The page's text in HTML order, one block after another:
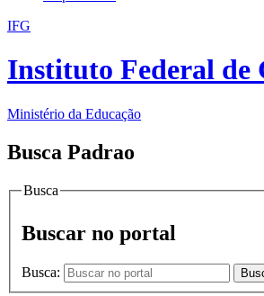
IFG
Instituto Federal de
Ministério da Educação
Busca Padrao
Busca
Buscar no portal
Busca: